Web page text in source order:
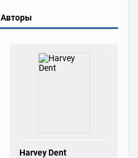
Авторы
Harvey Dent